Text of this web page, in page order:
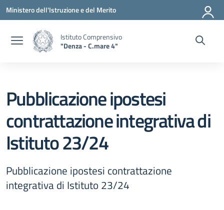
Vai ai contenuti
Vai al menu di navigazione
Vai al footer
Ministero dell'Istruzione e del Merito
Istituto Comprensivo
"Denza - C.mare 4"
Pubblicazione ipostesi
contrattazione integrativa di
Istituto 23/24
Pubblicazione ipostesi contrattazione
integrativa di Istituto 23/24